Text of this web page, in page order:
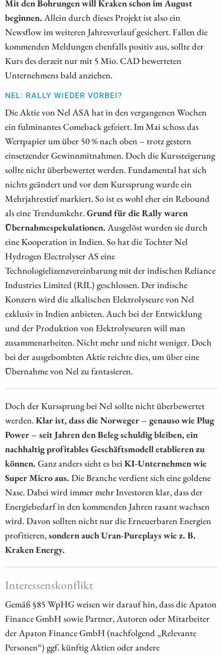
Mit den Bohrungen will Kraken schon im August
beginnen. Allein durch dieses Projekt ist also ein
Newsflow im weiteren Jahresverlauf gesichert. Fallen die
kommenden Meldungen ebenfalls positiv aus, sollte der
Kurs des derzeit nur mit 5 Mio. CAD bewerteten
Unternehmens bald anziehen.
NEL: RALLY WIEDER VORBEI?
Die Aktie von Nel ASA hat in den vergangenen Wochen
ein fulminantes Comeback gefeiert. Im Mai schoss das
Wertpapier um über 50 % nach oben – trotz gestern
einsetzender Gewinnmitnahmen. Doch die Kurssteigerung
sollte nicht überbewertet werden. Fundamental hat sich
nichts geändert und vor dem Kurssprung wurde ein
Mehrjahrestief markiert. So ist es wohl eher ein Rebound
als eine Trendumkehr.Grund für die Rally waren
Übernahmespekulationen. Ausgelöst wurden sie durch
eine Kooperation in Indien. So hat die Tochter Nel
Hydrogen Electrolyser AS eine
Technologielizenzvereinbarung mit der indischen Reliance
Industries Limited (RIL) geschlossen. Der indische
Konzern wird die alkalischen Elektrolyseure von Nel
exklusiv in Indien anbieten. Auch bei der Entwicklung
und der Produktion von Elektrolyseuren will man
zusammenarbeiten. Nicht mehr und nicht weniger. Doch
bei der ausgebombten Aktie reichte dies, um über eine
Übernahme von Nel zu fantasieren.
Doch der Kurssprung bei Nel sollte nicht überbewertet
werden.Klar ist, dass die Norweger – genauso wie Plug
Power – seit Jahren den Beleg schuldig bleiben, ein
nachhaltig profitables Geschäftsmodell etablieren zu
können. Ganz anders sieht es beiKI-Unternehmen wie
Super Micro aus. Die Branche verdient sich eine goldene
Nase. Dabei wird immer mehr Investoren klar, dass der
Energiebedarf in den kommenden Jahren rasant wachsen
wird. Davon sollten nicht nur die Erneuerbaren Energien
profitieren,sondern auch Uran-Pureplays wie z. B.
Kraken Energy.
Interessenskonflikt
Gemäß §85 WpHG weisen wir darauf hin, dass die Apaton
Finance GmbH sowie Partner, Autoren oder Mitarbeiter
der Apaton Finance GmbH (nachfolgend „Relevante
Personen“) ggf. künftig Aktien oder andere